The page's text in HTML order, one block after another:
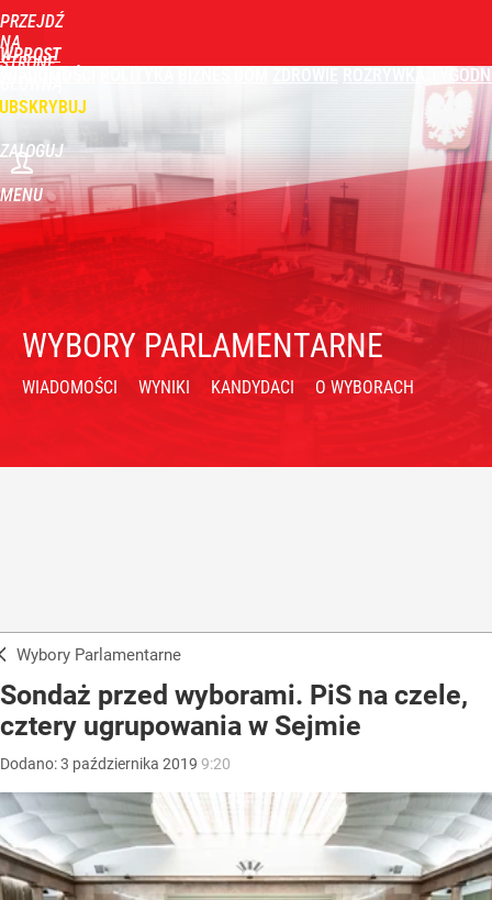
PRZEJDŹ
NA
STRONĘ
WPROST
ZALOGUJ
MENU
WYBORY PARLAMENTARNE
WIADOMOŚCI WYNIKI KANDYDACI O WYBORACH
Wybory Parlamentarne
Sondaż przed wyborami. PiS na czele,
cztery ugrupowania w Sejmie
Dodano:3 października 2019 9:20